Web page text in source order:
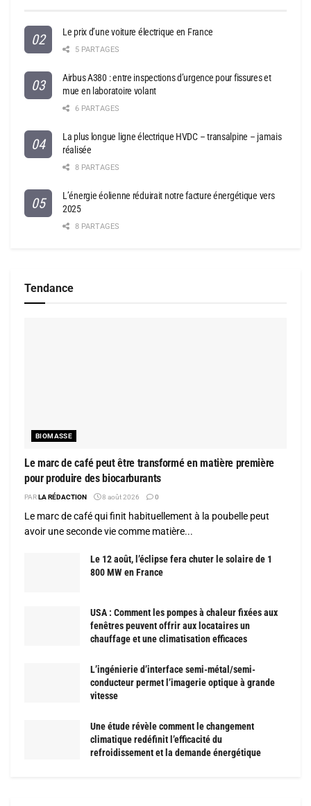
Le prix d’une voiture électrique en France
5 PARTAGES
Airbus A380 : entre inspections d’urgence pour fissures et
mue en laboratoire volant
6 PARTAGES
La plus longue ligne électrique HVDC – transalpine – jamais
réalisée
8 PARTAGES
L’énergie éolienne réduirait notre facture énergétique vers
2025
8 PARTAGES
Tendance
BIOMASSE
Le marc de café peut être transformé en matière première
pour produire des biocarburants
PARLA RÉDACTION 8 août 2026 0
Le marc de café qui finit habituellement à la poubelle peut
avoir une seconde vie comme matière...
Le 12 août, l’éclipse fera chuter le solaire de 1
800 MW en France
USA : Comment les pompes à chaleur fixées aux
fenêtres peuvent offrir aux locataires un
chauffage et une climatisation efficaces
L’ingénierie d’interface semi-métal/semi-
conducteur permet l’imagerie optique à grande
vitesse
Une étude révèle comment le changement
climatique redéfinit l’efficacité du
refroidissement et la demande énergétique